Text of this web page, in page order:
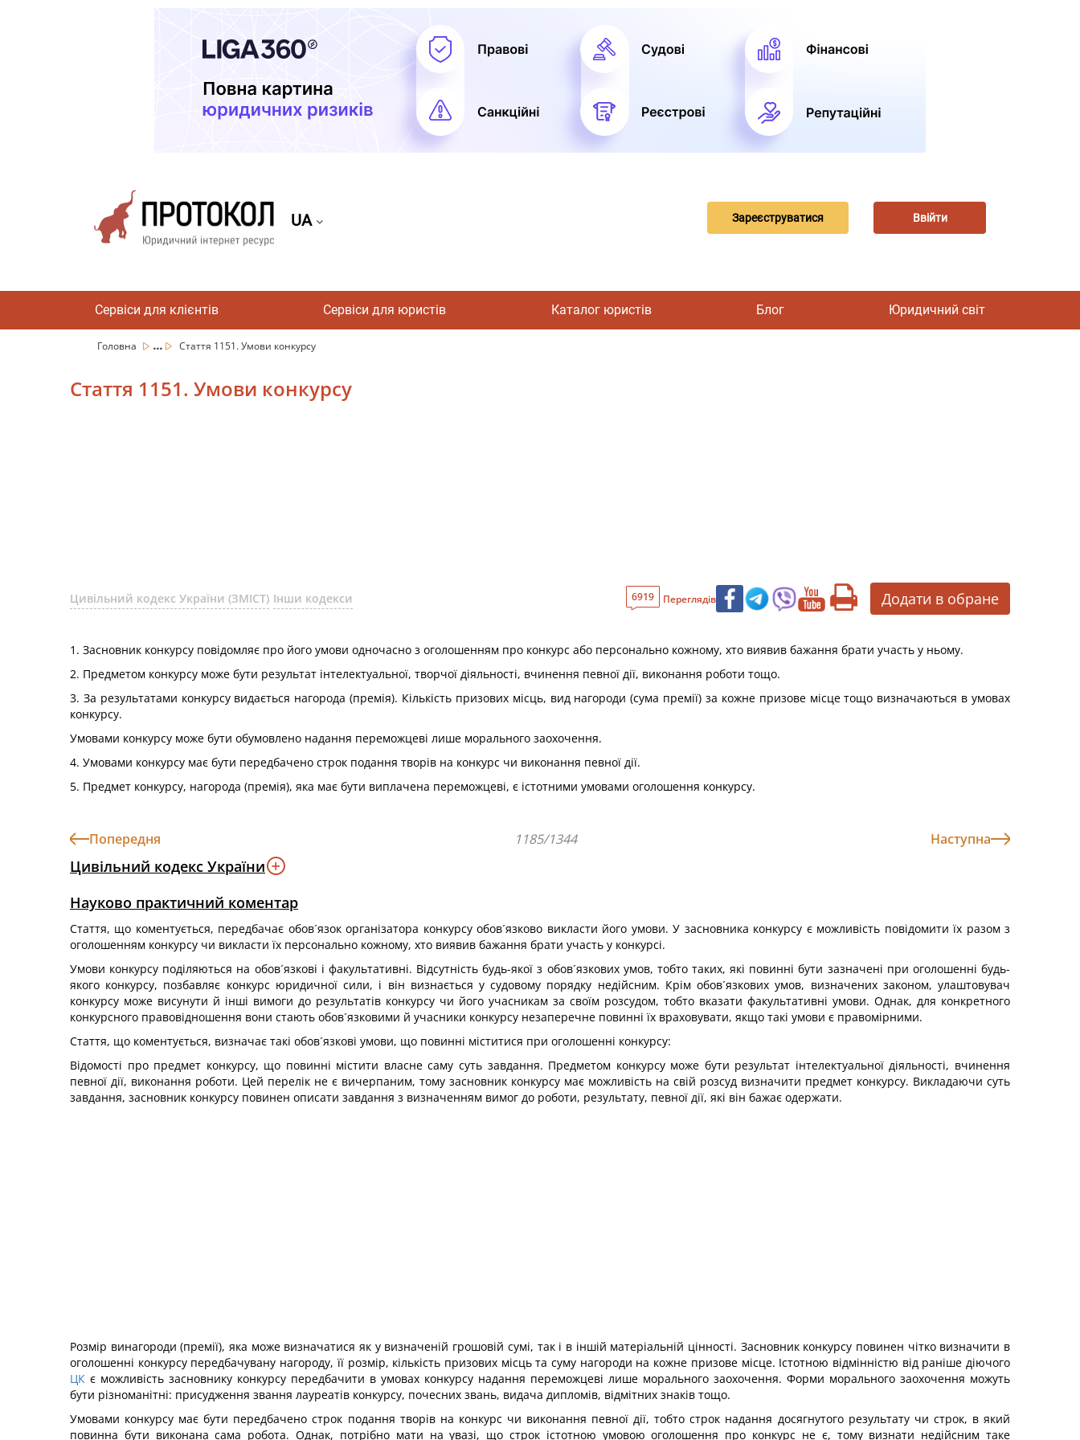
UA Зареєструватися Ввійти
Сервіси для клієнтів Сервіси для юристів Каталог юристів Блог Юридичний світ
Головна ... Стаття 1151. Умови конкурсу
Стаття 1151. Умови конкурсу
Цивільний кодекс України (ЗМІСТ) Інши кодекси 6919 Переглядів Додати в обране
1. Засновник конкурсу повідомляє про його умови одночасно з оголошенням про конкурс або персонально кожному, хто виявив бажання брати участь у ньому.
2. Предметом конкурсу може бути результат інтелектуальної, творчої діяльності, вчинення певної дії, виконання роботи тощо.
3. За результатами конкурсу видається нагорода (премія). Кількість призових місць, вид нагороди (сума премії) за кожне призове місце тощо визначаються в умовах
конкурсу.
Умовами конкурсу може бути обумовлено надання переможцеві лише морального заохочення.
4. Умовами конкурсу має бути передбачено строк подання творів на конкурс чи виконання певної дії.
5. Предмет конкурсу, нагорода (премія), яка має бути виплачена переможцеві, є істотними умовами оголошення конкурсу.
Попередня 1185/1344 Наступна
Цивільний кодекс України
Науково практичний коментар
Стаття, що коментується, передбачає обов´язок організатора конкурсу обов´язково викласти його умови. У засновника конкурсу є можливість повідомити їх разом з
оголошенням конкурсу чи викласти їх персонально кожному, хто виявив бажання брати участь у конкурсі.
Умови конкурсу поділяються на обов´язкові і факультативні. Відсутність будь-якої з обов´язкових умов, тобто таких, які повинні бути зазначені при оголошенні будь-
якого конкурсу, позбавляє конкурс юридичної сили, і він визнається у судовому порядку недійсним. Крім обов´язкових умов, визначених законом, улаштовувач
конкурсу може висунути й інші вимоги до результатів конкурсу чи його учасникам за своїм розсудом, тобто вказати факультативні умови. Однак, для конкретного
конкурсного правовідношення вони стають обов´язковими й учасники конкурсу незаперечне повинні їх враховувати, якщо такі умови є правомірними.
Стаття, що коментується, визначає такі обов´язкові умови, що повинні міститися при оголошенні конкурсу:
Відомості про предмет конкурсу, що повинні містити власне саму суть завдання. Предметом конкурсу може бути результат інтелектуальної діяльності, вчинення
певної дії, виконання роботи. Цей перелік не є вичерпаним, тому засновник конкурсу має можливість на свій розсуд визначити предмет конкурсу. Викладаючи суть
завдання, засновник конкурсу повинен описати завдання з визначенням вимог до роботи, результату, певної дії, які він бажає одержати.
Розмір винагороди (премії), яка може визначатися як у визначеній грошовій сумі, так і в іншій матеріальній цінності. Засновник конкурсу повинен чітко визначити в
оголошенні конкурсу передбачувану нагороду, її розмір, кількість призових місць та суму нагороди на кожне призове місце. Істотною відмінністю від раніше діючого
ЦК є можливість засновнику конкурсу передбачити в умовах конкурсу надання переможцеві лише морального заохочення. Форми морального заохочення можуть
бути різноманітні: присудження звання лауреатів конкурсу, почесних звань, видача дипломів, відмітних знаків тощо.
Умовами конкурсу має бути передбачено строк подання творів на конкурс чи виконання певної дії, тобто строк надання досягнутого результату чи строк, в який
повинна бути виконана сама робота. Однак, потрібно мати на увазі, що строк істотною умовою оголошення про конкурс не є, тому визнати недійсним таке